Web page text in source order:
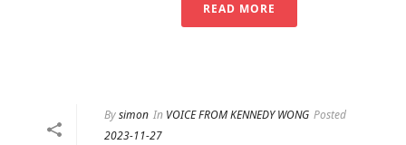
READ MORE
Bysimon In VOICE FROM KENNEDY WONG Posted
2023-11-27